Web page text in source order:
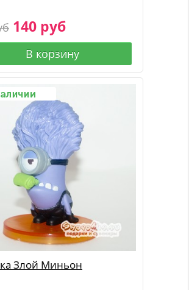
140 руб
В корзину
Злой Миньон